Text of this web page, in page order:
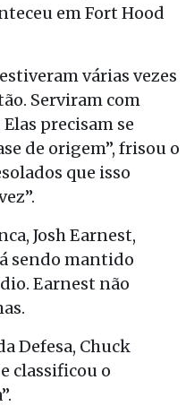
em Fort Hood
várias vezes
Serviram com
precisam se
de origem”, frisou o
que isso
Josh Earnest,
sendo mantido
Earnest não
Defesa, Chuck
classificou o